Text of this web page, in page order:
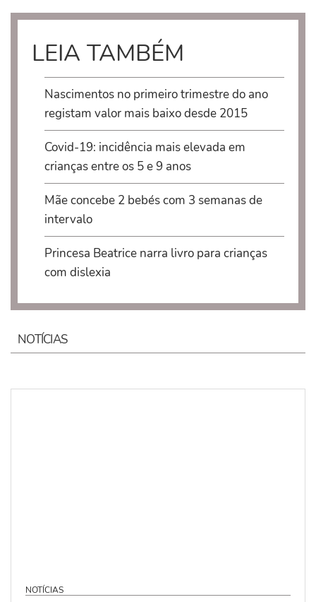
LEIA TAMBÉM
Nascimentos no primeiro trimestre do ano
registam valor mais baixo desde 2015
Covid-19: incidência mais elevada em
crianças entre os 5 e 9 anos
Mãe concebe 2 bebés com 3 semanas de
intervalo
Princesa Beatrice narra livro para crianças
com dislexia
NOTÍCIAS
NOTÍCIAS